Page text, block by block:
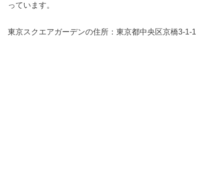
っています。
東京スクエアガーデンの住所：東京都中央区京橋3-1-1